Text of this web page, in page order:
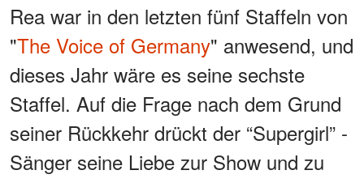
Rea war in den letzten fünf Staffeln von
"The Voice of Germany" anwesend, und
dieses Jahr wäre es seine sechste
Staffel. Auf die Frage nach dem Grund
seiner Rückkehr drückt der “Supergirl” -
Sänger seine Liebe zur Show und zu